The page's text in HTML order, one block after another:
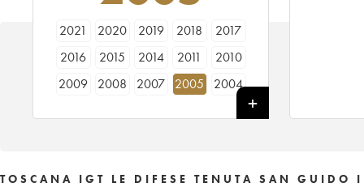
2021 2020 2019 2018
2017
2016
2015 2014 2011
2010
2009
2008 2007 2005 2004
TOSCANA IGT LE DIFESE TENUTA SAN GUIDO